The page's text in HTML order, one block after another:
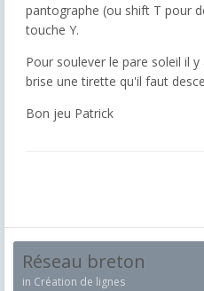
pantographe (ou shift T pour
touche Y.
Pour soulever le pare soleil il
brise une tirette qu'il faut
Bon jeu Patrick
Réseau breton
in Création de lignes